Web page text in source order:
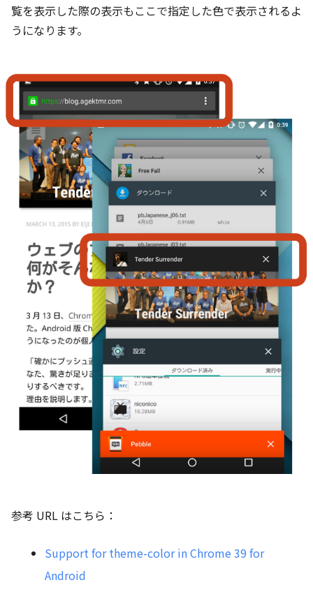
覧を表示した際の表示もここで指定した色で表示されるよ
うになります。
参考 URL はこちら：
Support for theme-color in Chrome 39 for
Android